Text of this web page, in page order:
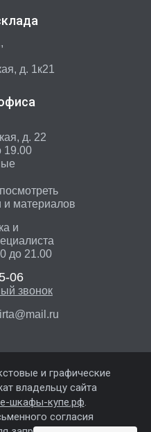
д. 1к21
д. 22
19.00
материалов
и
до 21.00
06
звонок
и графические
владельцу сайта
шкафы-купе.рф.
согласия